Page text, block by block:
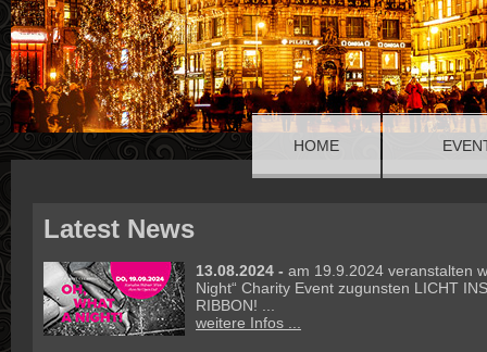
HOME
Latest News
13.08.2024 - am 19.9.2024 veranstalten
Night“ Charity Event zugunsten LICHT
RIBBON! ...
weitere Infos ...